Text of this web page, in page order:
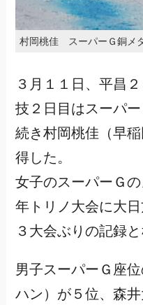
村岡桃佳 スーパーＧ銅メ
３月１１日、平昌
技２日目はスーパ
続き村岡桃佳（早
得した。
女子のスーパーＧ
年トリノ大会に大日
３大会ぶりの記録と
男子スーパーＧ座
ハン）が５位、森